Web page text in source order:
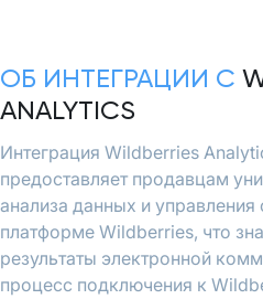
ОБ ИНТЕГРАЦИИ С
ANALYTICS
Интеграция Wildberries
предоставляет продавцам
анализа данных и
платформе Wildberries, что
результаты электронной
процесс подключения к